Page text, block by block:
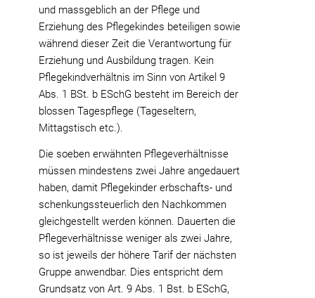
und massgeblich an der Pflege und
Erziehung des Pflegekindes beteiligen sowie
während dieser Zeit die Verantwortung für
Erziehung und Ausbildung tragen. Kein
Pflegekindverhältnis im Sinn von Artikel 9
Abs. 1 BSt. b ESchG besteht im Bereich der
blossen Tagespflege (Tageseltern,
Mittagstisch etc.).
Die soeben erwähnten Pflegeverhältnisse
müssen mindestens zwei Jahre angedauert
haben, damit Pflegekinder erbschafts- und
schenkungssteuerlich den Nachkommen
gleichgestellt werden können. Dauerten die
Pflegeverhältnisse weniger als zwei Jahre,
so ist jeweils der höhere Tarif der nächsten
Gruppe anwendbar. Dies entspricht dem
Grundsatz von Art. 9 Abs. 1 Bst. b ESchG,